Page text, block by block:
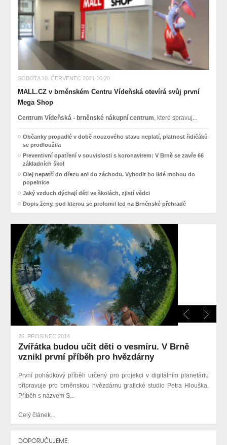
SOBOTA 10. ČERVENEC 2021 16:20
MALL.CZ v brněnském Centru Vídeňská otevírá svůj první
Mega Shop
Centrum Vídeňská - brněnské nákupní centrum, které spravuj...
Občanky propadlé v době nouzového stavu neplatí, platnost řidičáků
se prodloužila
Preventivní opatření v souvislosti s koronavirem: V Brně se zavře 66
základních škol
Olej nepatří do dřezu ani do záchodu. Vyhodit ho lidé mohou do
popelnice
Jaký vzduch dýchají děti ve školách, zjistí vědci
Dopis ženy, pod kterou se prolomil led na Brněnské přehradě
26. PROSINEC 2014
Zvířátka budou učit děti o vesmíru. V Brně
vznikl první příběh pro hvězdárny
První pohádkový příběh určený pro projekci v digitálním planetáriu
připravuje pro brněnskou hvězdárnugrafické studio Petra Hlouška.
Příběh s názvem S...
Celý článek...
DOPORUČUJEME: